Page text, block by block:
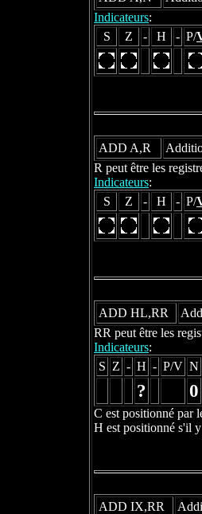
Indicateurs:
S
Z - H - P/
ADD A,R
R peut être les
Indicateurs:
S
Z - H - P/
ADD HL,RR
RR peut être les
Indicateurs:
S Z - H - P/V N
? 0
C est positionné par
H est positionné s'il
ADD IX,RR